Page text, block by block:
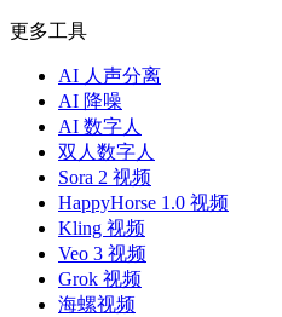
更多工具
AI 人声分离
AI 降噪
AI 数字人
双人数字人
Sora 2 视频
HappyHorse 1.0 视频
Kling 视频
Veo 3 视频
Grok 视频
海螺视频